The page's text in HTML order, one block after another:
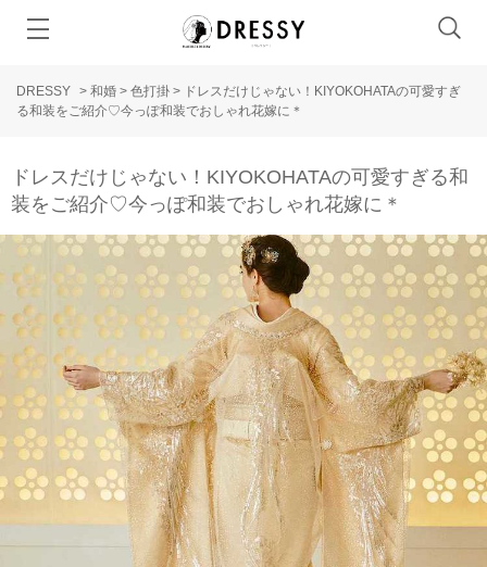
DRESSY > 和婚 > 色打掛 > ドレスだけじゃない！KIYOKOHATAの可愛すぎ
る和装をご紹介♡今っぽ和装でおしゃれ花嫁に＊
ドレスだけじゃない！KIYOKOHATAの可愛すぎる和
装をご紹介♡今っぽ和装でおしゃれ花嫁に＊